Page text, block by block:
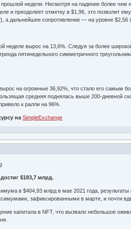
недели. Несмотря на падение более
и преодолеет отметку в $1,96, это позволит
а дальнейшее сопротивление — на уровне $2,56
неделе вырос на 13,6%. Следуя за более
пятинедельного симметричного
на огромные 36,92%, что стало его самым
средняя поднялась выше 200-дневной
к ралли на 96%.
наSimpleExchange
$183,7 млрд.
в $404,93 млрд в мае 2021 года,
зафиксированными в марте, и почти
капитала в NFT, что вызвало небольшое